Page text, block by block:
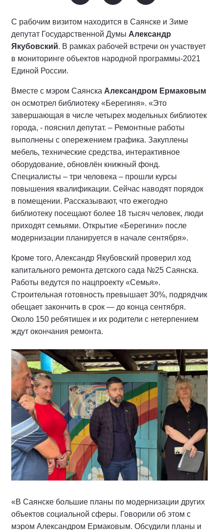
С рабочим визитом находится в Саянске и Зиме
депутат Государственной Думы Александр
Якубовский. В рамках рабочей встречи он участвует
в мониторинге объектов народной программы-2021
Единой России.
Вместе с мэром Саянска Александром Ермаковым
он осмотрел библиотеку «Берегиня». «Это
завершающая в числе четырех модельных библиотек
города, - пояснил депутат. – Ремонтные работы
выполнены с опережением графика. Закуплены
мебель, технические средства, интерактивное
оборудование, обновлён книжный фонд.
Специалисты – три человека – прошли курсы
повышения квалификации. Сейчас наводят порядок
в помещении. Рассказывают, что ежегодно
библиотеку посещают более 18 тысяч человек, люди
приходят семьями. Открытие «Берегини» после
модернизации планируется в начале сентября».
Кроме того, Александр Якубовский проверил ход
капитального ремонта детского сада №25 Саянска.
Работы ведутся по нацпроекту «Семья».
Строительная готовность превышает 30%, подрядчик
обещает закончить в срок — до конца сентября.
Около 150 ребятишек и их родители с нетерпением
ждут окончания ремонта.
«В Саянске большие планы по модернизации других
объектов социальной сферы. Говорили об этом с
мэром Александром Ермаковым. Обсудили планы и